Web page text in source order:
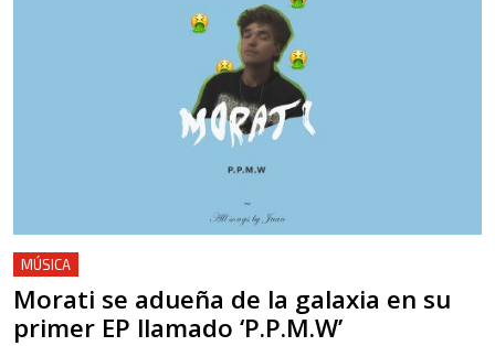
MÚSICA
Morati se adueña de la galaxia en su
primer EP llamado ‘P.P.M.W’